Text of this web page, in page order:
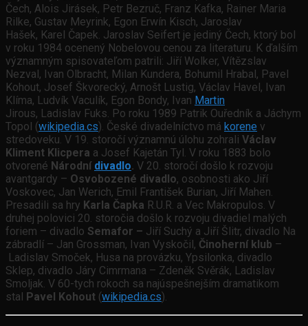
Čech, Alois Jirásek, Petr Bezruč, Franz Kafka, Rainer Maria
Rilke, Gustav Meyrink, Egon Erwín Kisch, Jaroslav
Hašek, Karel Čapek. Jaroslav Seifert je jediný Čech, ktorý bol
v roku 1984 ocenený Nobelovou cenou za literaturu. K ďalším
významným spisovateľom patrili: Jiří Wolker, Vítězslav
Nezval, Ivan Olbracht, Milan Kundera, Bohumil Hrabal, Pavel
Kohout, Josef Škvorecký, Arnošt Lustig, Václav Havel, Ivan
Klíma, Ludvík Vaculík, Egon Bondy, Ivan Martin
Jirous, Ladislav Fuks. Po roku 1989 Patrik Ouředník a Jáchym
Topol (wikipedia.cs). České divadelníctvo má korene v
stredoveku. V 19. storočí významnú úlohu zohrali Václav
Kliment Klicpera a Josef Kajetán Tyl. V roku 1883 bolo
otvorené Národní divadlo. V 20. storočí došlo k rozvoju
avantgardy – Osvobozené divadlo, osobnosti ako Jiří
Voskovec, Jan Werich, Emil František Burian, Jiří Mahen.
Presadili sa hry Karla Čapka R.U.R. a Vec Makropulos. V
druhej polovici 20. storočia došlo k rozvoju divadiel malých
foriem – divadlo Semafor – Jiří Suchý a Jiří Šlitr, divadlo Na
zábradlí – Jan Grossman, Ivan Vyskočil, Činoherní klub –
Ladislav Smoček, Husa na provázku, Ypsilonka, divadlo
Sklep, divadlo Járy Cimrmana – Zdeněk Svěrák, Ladislav
Smoljak. V 60-tych rokoch sa najúspešnejším dramatikom
stal
Pavel Kohout (wikipedia.cs).